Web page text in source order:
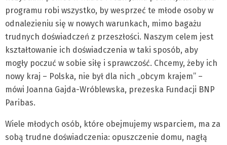
programu robi wszystko, by wesprzeć te młode osoby w
odnalezieniu się w nowych warunkach, mimo bagażu
trudnych doświadczeń z przeszłości. Naszym celem jest
kształtowanie ich doświadczenia w taki sposób, aby
mogły poczuć w sobie siłę i sprawczość. Chcemy, żeby ich
nowy kraj – Polska, nie był dla nich „obcym krajem” –
mówi Joanna Gajda-Wróblewska, prezeska Fundacji BNP
Paribas.
Wiele młodych osób, które obejmujemy wsparciem, ma za
sobą trudne doświadczenia: opuszczenie domu, nagłą